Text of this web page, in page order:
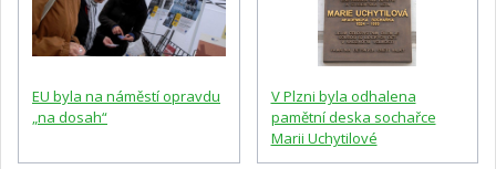
EU byla na náměstí opravdu
„na dosah“
V Plzni byla odhalena
pamětní deska sochařce
Marii Uchytilové